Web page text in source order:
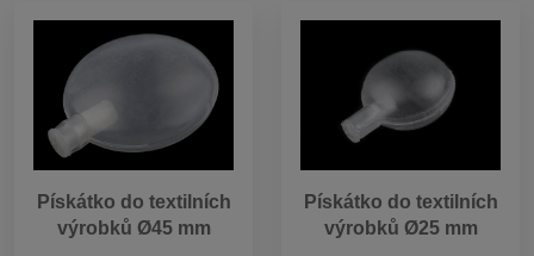
Pískátko do textilních
výrobků Ø45 mm
Pískátko do textilních
výrobků Ø25 mm